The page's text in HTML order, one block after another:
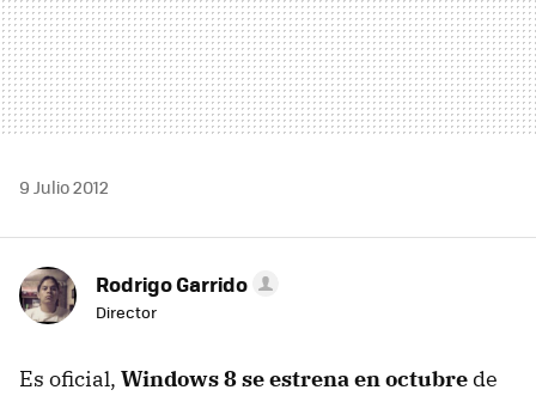
9 Julio 2012
Rodrigo Garrido
Director
Es oficial, Windows 8 se estrena en octubre de